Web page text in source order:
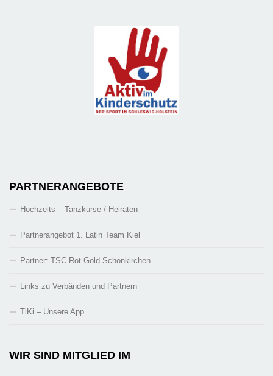
PARTNERANGEBOTE
Hochzeits – Tanzkurse / Heiraten
Partnerangebot 1. Latin Team Kiel
Partner: TSC Rot-Gold Schönkirchen
Links zu Verbänden und Partnern
TiKi – Unsere App
WIR SIND MITGLIED IM